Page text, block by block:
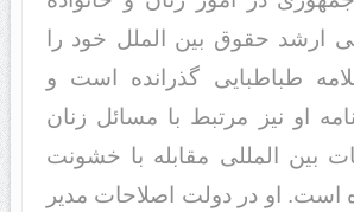
ارشد حقوق بین الملل خود را
طباطبایی گذرانده است و
او نیز مرتبط با مسائل زنان
بین المللی مقابله با خشونت
است. او در دولت اصلاحات مدیر